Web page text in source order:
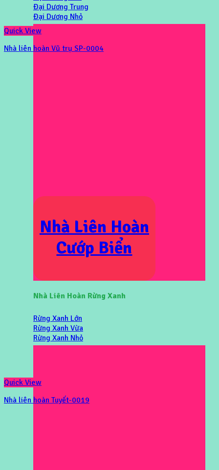
Đại Dương Trung
Đại Dương Nhỏ
Nhà Liên Hoàn
Cướp Biển
Nhà Liên Hoàn Rừng Xanh
Rừng Xanh Lớn
Rừng Xanh Vừa
Rừng Xanh Nhỏ
Quick View
Nhà liên hoàn Vũ trụ SP-0004
Quick View
Nhà liên hoàn Tuyết-0019